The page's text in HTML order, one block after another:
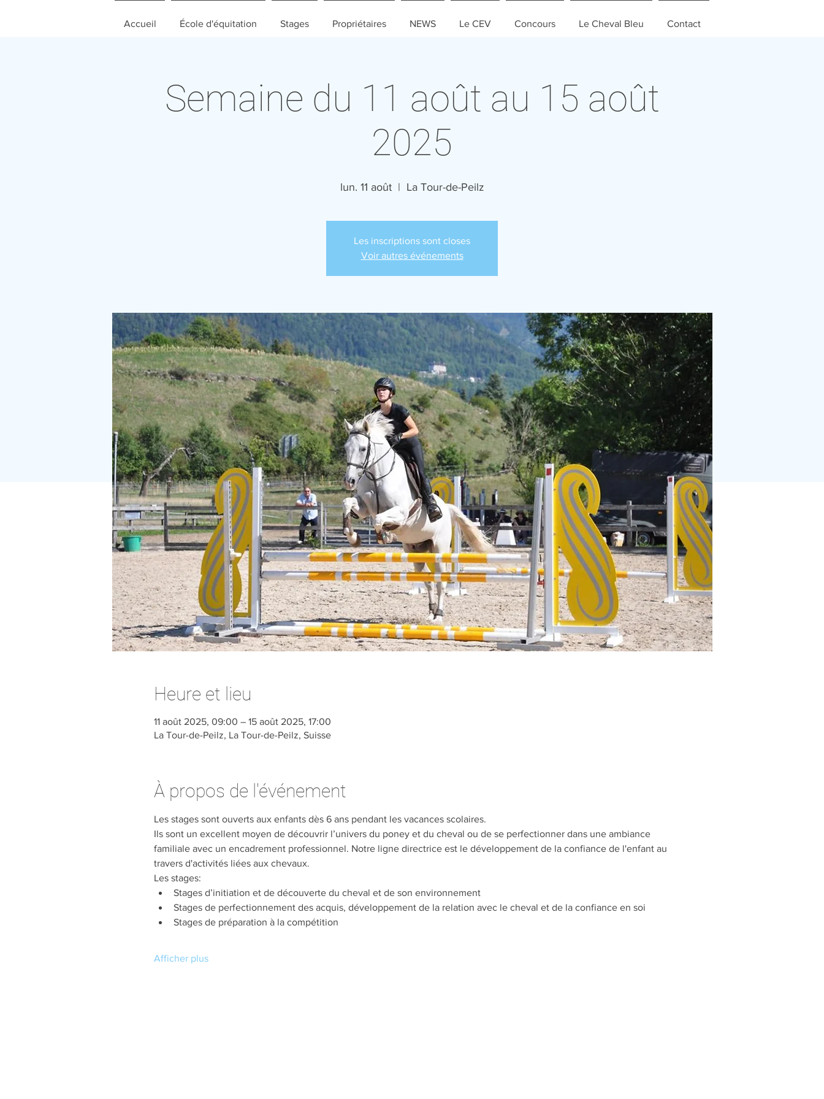
Accueil École d'équitation Stages Propriétaires NEWS Le CEV Concours Le Cheval Bleu Contact
Semaine du 11 août au 15 août
2025
lun. 11 août
  |
La Tour-de-Peilz
Les inscriptions sont closes
Voir autres événements
Heure et lieu
11 août 2025, 09:00 – 15 août 2025, 17:00
La Tour-de-Peilz, La Tour-de-Peilz, Suisse
À propos de l'événement
Les stages sont ouverts aux enfants dès 6 ans pendant les vacances scolaires.
Ils sont un excellent moyen de découvrir l’univers du poney et du cheval ou de se perfectionner dans une ambiance
familiale avec un encadrement professionnel. Notre ligne directrice est le développement de la confiance de l'enfant au
travers d'activités liées aux chevaux.
Les stages:
Stages d’initiation et de découverte du cheval et de son environnement​
Stages de perfectionnement des acquis, développement de la relation avec le cheval et de la confiance en soi​
Stages de préparation à la compétition
Afficher plus